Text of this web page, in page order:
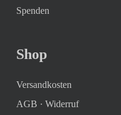
Spenden
Shop
Versandkosten
AGB · Widerruf